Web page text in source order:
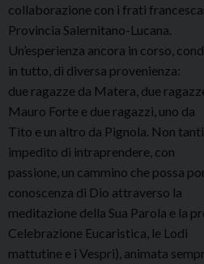
collaborazione con i frati
Provincia Salernitano-Lucana.
Un’esperienza ancora in corso,
in tutto, di diversa provenienza:
due ragazze da Matera, due
Mauro Forte e due ragazzi, uno da
Tito e un altro da Pignola. Non
impedito di intraprendere, con
passione, un cammino che possa
conoscenza di Dio attraverso la
meditazione della Sua Parola e la
Celebrazione Eucaristica, le Lodi
mattutine e i Vespri), animata